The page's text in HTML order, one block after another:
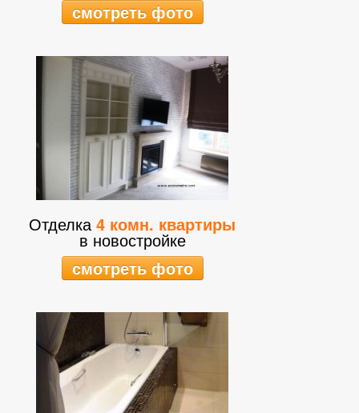
смотреть фото
Отделка4 комн. квартиры
в новостройке
смотреть фото